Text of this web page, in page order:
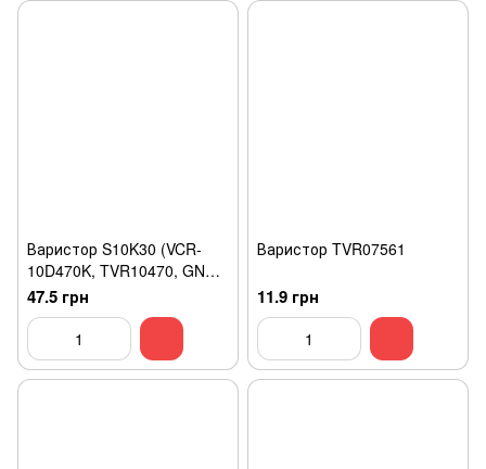
Варистор S10K30 (VCR-
10D470K, TVR10470, GNR-
10D470K)
47.5 грн
Варистор TVR07561
11.9 грн